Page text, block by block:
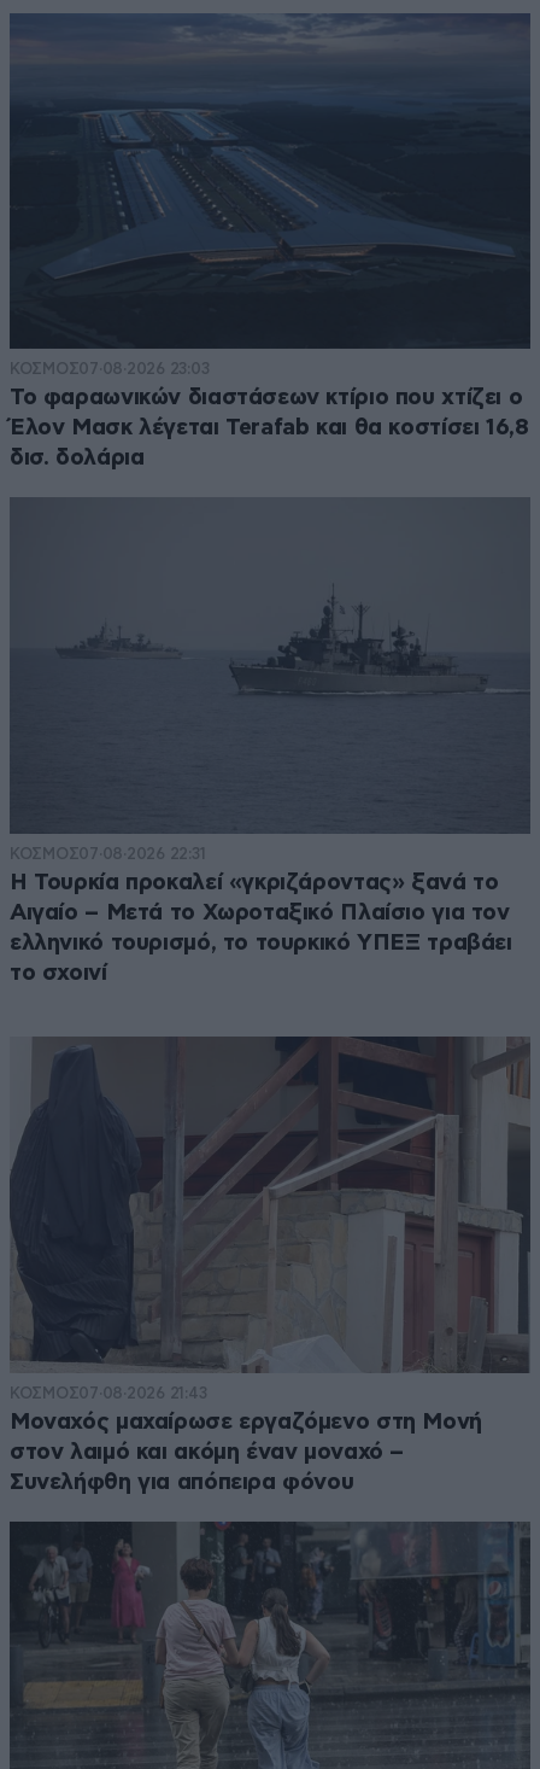
ΚΟΣΜΟΣ07·08·2026 23:03
Το φαραωνικών διαστάσεων κτίριο που χτίζει ο
Έλον Μασκ λέγεται Terafab και θα κοστίσει 16,8
δισ. δολάρια
ΚΟΣΜΟΣ07·08·2026 22:31
Η Τουρκία προκαλεί «γκριζάροντας» ξανά το
Αιγαίο – Μετά το Χωροταξικό Πλαίσιο για τον
ελληνικό τουρισμό, το τουρκικό ΥΠΕΞ τραβάει
το σχοινί
ΚΟΣΜΟΣ07·08·2026 21:43
Μοναχός μαχαίρωσε εργαζόμενο στη Μονή
στον λαιμό και ακόμη έναν μοναχό –
Συνελήφθη για απόπειρα φόνου